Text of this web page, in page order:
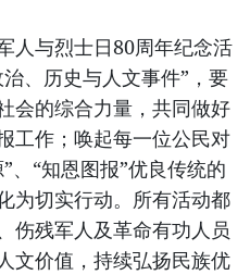
人与烈士日80周年纪念活
、历史与人文事件”，要
会的综合力量，共同做好
工作；唤起每一位公民对
、“知恩图报”优良传统的
为切实行动。所有活动都
伤残军人及革命有功人员
文价值，持续弘扬民族优